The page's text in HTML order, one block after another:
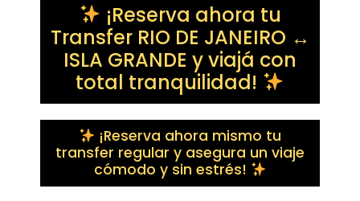
¡Reserva ahora tu
Transfer RIO DE JANEIRO ↔
ISLA GRANDE y viajá con
total tranquilidad!
¡Reserva ahora mismo tu
transfer regular y asegura un viaje
cómodo y sin estrés!